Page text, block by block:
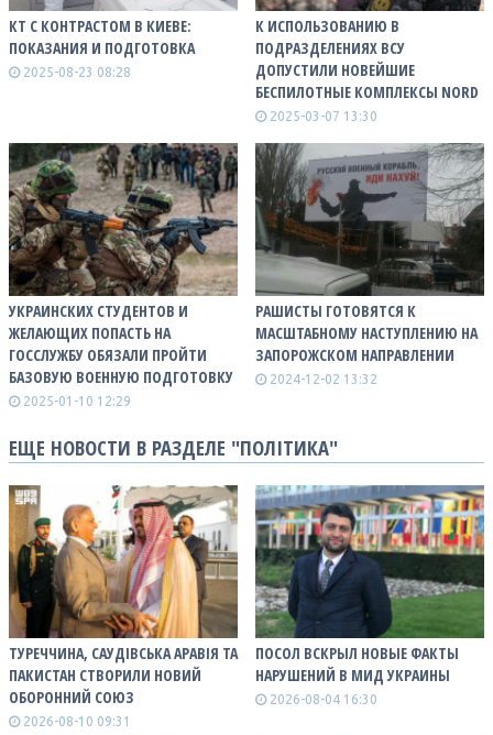
КТ С КОНТРАСТОМ В КИЕВЕ:
ПОКАЗАНИЯ И ПОДГОТОВКА
2025-08-23 08:28
К ИСПОЛЬЗОВАНИЮ В
ПОДРАЗДЕЛЕНИЯХ ВСУ
ДОПУСТИЛИ НОВЕЙШИЕ
БЕСПИЛОТНЫЕ КОМПЛЕКСЫ NORD
2025-03-07 13:30
УКРАИНСКИХ СТУДЕНТОВ И
ЖЕЛАЮЩИХ ПОПАСТЬ НА
ГОССЛУЖБУ ОБЯЗАЛИ ПРОЙТИ
БАЗОВУЮ ВОЕННУЮ ПОДГОТОВКУ
2025-01-10 12:29
РАШИСТЫ ГОТОВЯТСЯ К
МАСШТАБНОМУ НАСТУПЛЕНИЮ НА
ЗАПОРОЖСКОМ НАПРАВЛЕНИИ
2024-12-02 13:32
ЕЩЕ НОВОСТИ В РАЗДЕЛЕ "ПОЛІТИКА"
ТУРЕЧЧИНА, САУДІВСЬКА АРАВІЯ ТА
ПАКИСТАН СТВОРИЛИ НОВИЙ
ОБОРОННИЙ СОЮЗ
2026-08-10 09:31
ПОСОЛ ВСКРЫЛ НОВЫЕ ФАКТЫ
НАРУШЕНИЙ В МИД УКРАИНЫ
2026-08-04 16:30